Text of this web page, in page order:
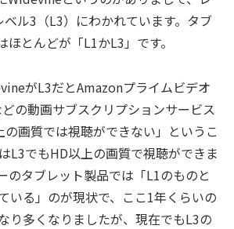
ル3（L3）にわかれています。タブ
ほとんどが「L1かL3」です。
がL3だとAmazonプライムビデオ
の動画サブスクリプションサービス
画質では視聴ができない」というこ
L3でもHD以上の画質で視聴ができま
のタブレット製品では「L1のものと
いる」のが現状で、ここ1年くらいの
り多くなりましたが、現在でもL3の